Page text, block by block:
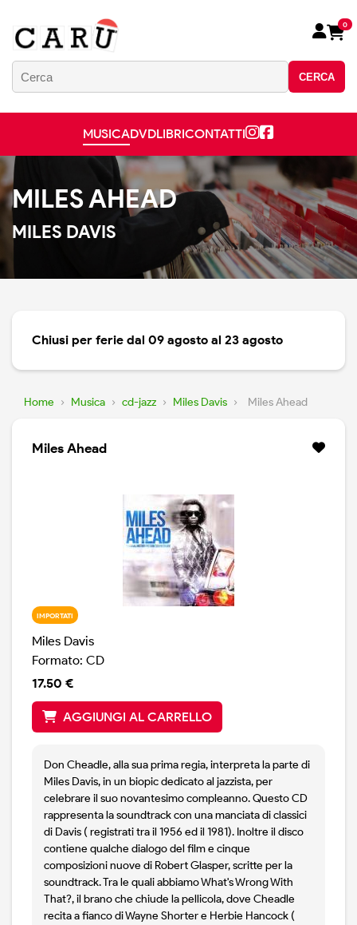
CERCA
0
MUSICADVDLIBRICONTATTI
MILES AHEAD
MILES DAVIS
Chiusi per ferie dal 09 agosto al 23 agosto
Home › Musica › cd-jazz › Miles Davis › Miles Ahead
Miles Ahead
IMPORTATI
Miles Davis
Formato: CD
17.50 €
AGGIUNGI AL CARRELLO
Don Cheadle, alla sua prima regia, interpreta la parte di
Miles Davis, in un biopic dedicato al jazzista, per
celebrare il suo novantesimo compleanno. Questo CD
rappresenta la soundtrack con una manciata di classici
di Davis ( registrati tra il 1956 ed il 1981). Inoltre il disco
contiene qualche dialogo del film e cinque
composizioni nuove di Robert Glasper, scritte per la
soundtrack. Tra le quali abbiamo What's Wrong With
That?, il brano che chiude la pellicola, dove Cheadle
recita a fianco di Wayne Shorter e Herbie Hancock (